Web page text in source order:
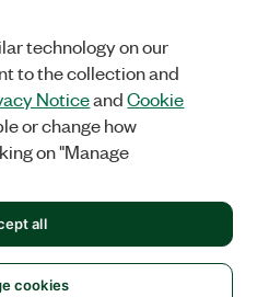
TwitterFacebook
CORP. 保留所有權利。
technology on our
to the collection and
NoticeandCookie
or change how
on "Manage
cookies
all